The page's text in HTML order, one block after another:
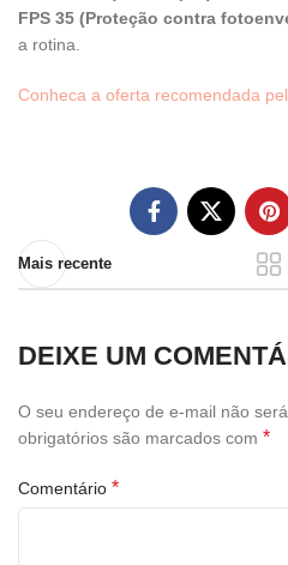
FPS 35 (Proteção contra
a rotina.
Conheca a oferta recomendada
Mais recente
DEIXE UM
O seu endereço de e-mail não será
obrigatórios são marcados com *
Comentário *